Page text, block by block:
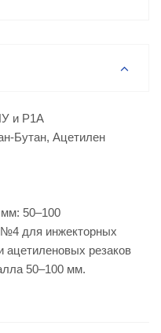
и Р1А
Бутан, Ацетилен
50–100
для инжекторных
резаков
50–100 мм.